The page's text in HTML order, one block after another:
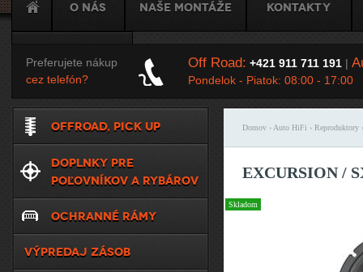
O nás Naše montáže Kontakty
Tuning
Preferujete nákup
cez telefón?
Off Road: +421 911 711 191|
Pondelok - Piatok: 08:00 - 17:00
Domov› Auto HiFi › Reproduktory
EXCURSION /
Skladom
OFFROAD, PICK UP
DOPLNKY PRE
POĽOVNÍKOV A RYBÁROV
OCHRANNÉ RÁMY
VÝPREDAJ ZÁSOB